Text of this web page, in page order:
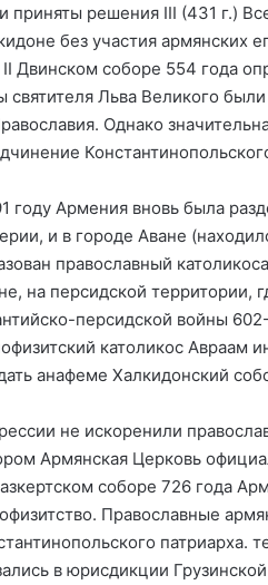
приняты решения III (431 г.)
без участия армянских
II Двинском соборе 554 года
святителя Льва Великого
Однако
году Армения вновь была
и в городе Аване
православный
на персидской территории,
персидской войны
католикос Авраам
анафеме Халкидонский
не искоренили
Армянская Церковь
соборе 726 года
Православные
патриарха.
в юрисдикции